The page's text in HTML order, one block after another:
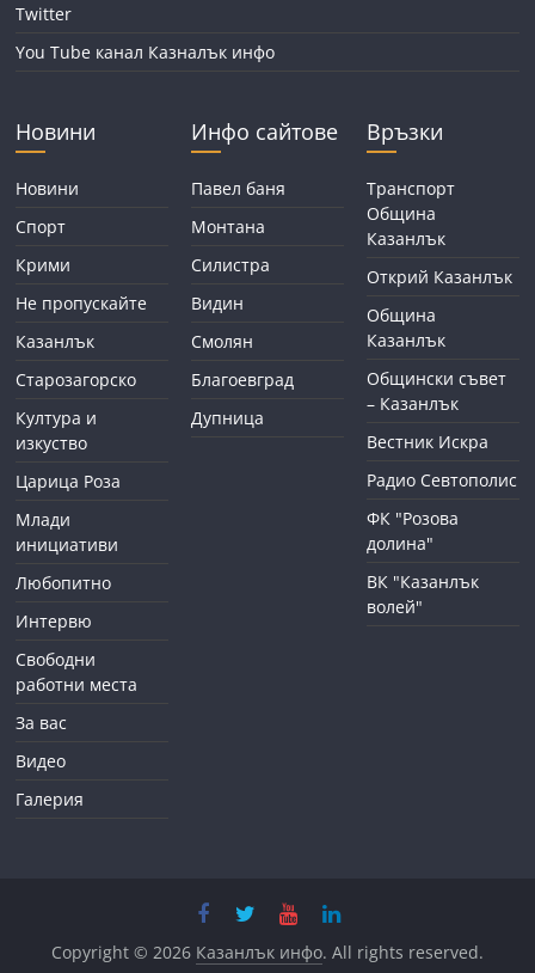
Twitter
You Tube канал Казналък инфо
Новини
Новини
Спорт
Крими
Не пропускайте
Казанлък
Старозагорско
Култура и
изкуство
Царица Роза
Млади
инициативи
Любопитно
Интервю
Свободни
работни места
За вас
Видео
Галерия
Инфо сайтове
Павел баня
Монтана
Силистра
Видин
Смолян
Благоевград
Дупница
Връзки
Транспорт
Община
Казанлък
Открий Казанлък
Община
Казанлък
Общински съвет
– Казанлък
Вестник Искра
Радио Севтополис
ФК "Розова
долина"
ВК "Казанлък
волей"
Copyright © 2026 Казанлък инфо. All rights reserved.